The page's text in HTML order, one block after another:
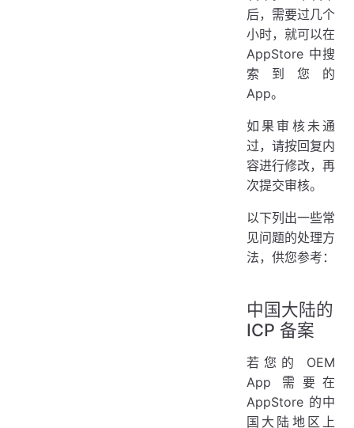
后，需要过几个
小时，就可以在
AppStore 中搜
索到您的
App。
如果审核未通
过，请按回复内
容进行修改，再
次提交审核。
以下列出一些常
见问题的处理方
法，供您参考：
中国大陆的
ICP 备案
若您的 OEM
App 需要在
AppStore 的中
国大陆地区上